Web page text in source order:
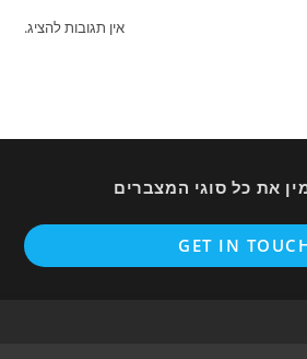
אין תגובות להציג.
סוגי המצברים
GET
in